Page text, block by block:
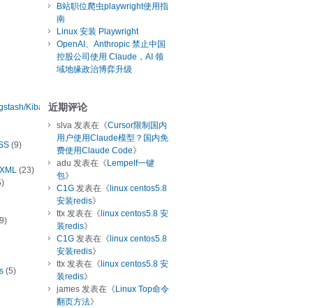
Kibana
(9)
(23)
(5)
B站职位爬虫playwright使用指
南
Linux 安装 Playwright
OpenAI、Anthropic 禁止中国
控股公司使用 Claude，AI 领
域地缘政治博弈升级
近期评论
slva 发表在《Cursor限制国内
用户使用Claude模型？国内免
费使用Claude Code》
adu 发表在《 Lempelf一键
包》
C1G 发表在《 linux centos5.8
安装redis》
ttx 发表在《 linux centos5.8 安
装redis》
C1G 发表在《 linux centos5.8
安装redis》
ttx 发表在《 linux centos5.8 安
装redis》
james 发表在《 Linux Top命令
翻页方法》